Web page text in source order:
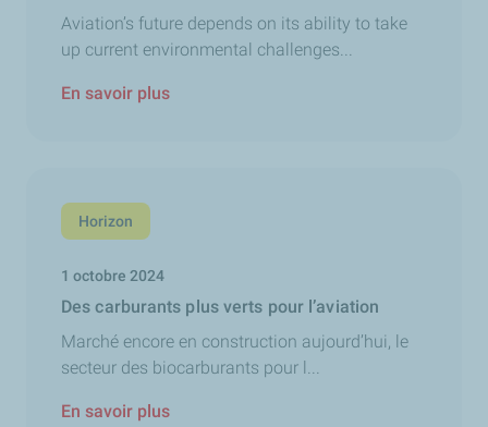
Aviation’s future depends on its ability to take
up current environmental challenges...
En savoir plus
Horizon
1 octobre 2024
Des carburants plus verts pour l’aviation
Marché encore en construction aujourd’hui, le
secteur des biocarburants pour l...
En savoir plus